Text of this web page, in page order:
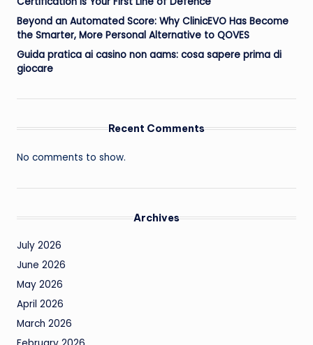
Beyond an Automated Score: Why ClinicEVO Has Become
the Smarter, More Personal Alternative to QOVES
Guida pratica ai casino non aams: cosa sapere prima di
giocare
Recent Comments
No comments to show.
Archives
July 2026
June 2026
May 2026
April 2026
March 2026